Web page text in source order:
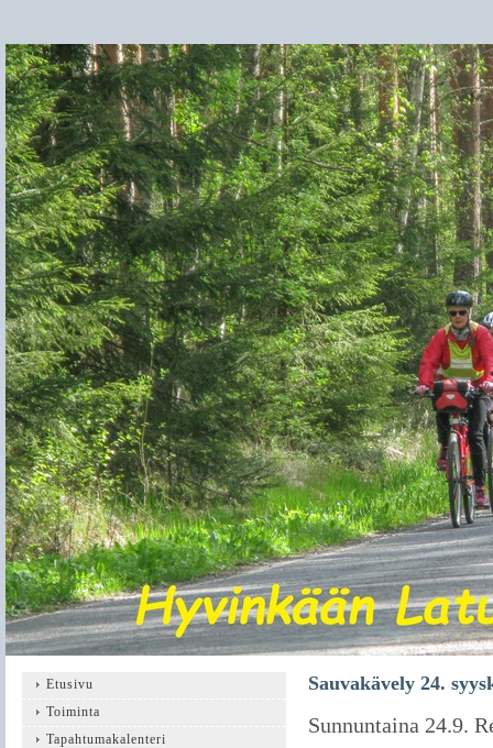
Sauvakävely 24.
Sunnuntaina 24.9.
Etusivu
Toiminta
Tapahtumakalenteri